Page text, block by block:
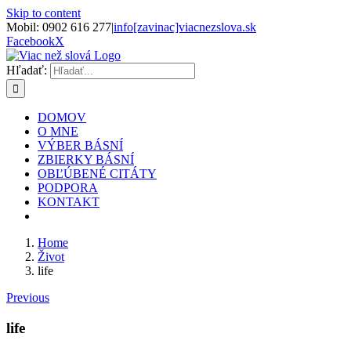
Skip to content
Mobil: 0902 616 277|info[zavinac]viacnezslova.sk
FacebookX
Hľadať:
DOMOV
O MNE
VÝBER BÁSNÍ
ZBIERKY BÁSNÍ
OBĽÚBENÉ CITÁTY
PODPORA
KONTAKT
Home
Život
life
Previous
life